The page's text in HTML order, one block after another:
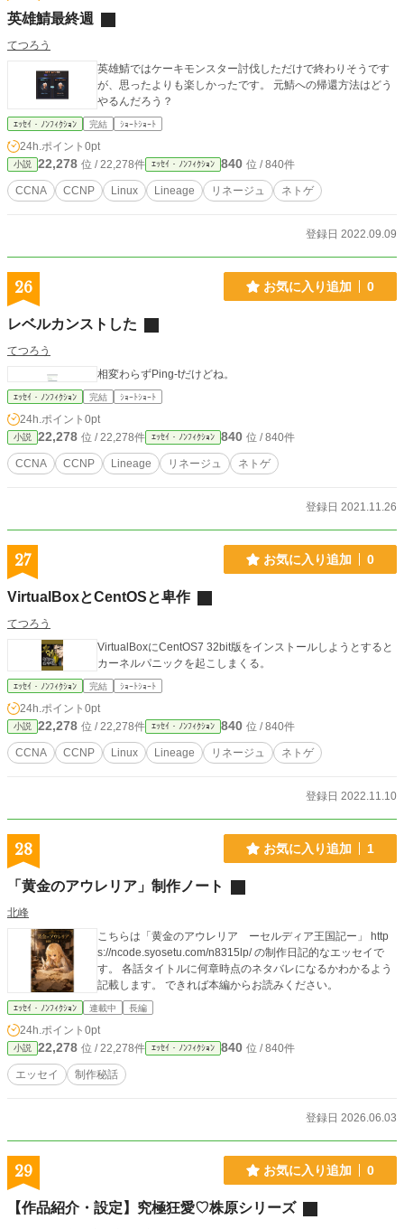
英雄鯖最終週
てつろう
英雄鯖ではケーキモンスター討伐しただけで終わりそうです
が、思ったよりも楽しかったです。 元鯖への帰還方法はどう
やるんだろう？
ｴｯｾｲ・ﾉﾝﾌｨｸｼｮﾝ 完結 ｼｮｰﾄｼｮｰﾄ
24h.ポイント 0pt
小説 22,278 位 / 22,278件 ｴｯｾｲ・ﾉﾝﾌｨｸｼｮﾝ 840 位 / 840件
CCNA CCNP Linux Lineage リネージュ ネトゲ
登録日 2022.09.09
26 お気に入り追加 0
レベルカンストした
てつろう
相変わらずPing-tだけどね。
ｴｯｾｲ・ﾉﾝﾌｨｸｼｮﾝ 完結 ｼｮｰﾄｼｮｰﾄ
24h.ポイント 0pt
小説 22,278 位 / 22,278件 ｴｯｾｲ・ﾉﾝﾌｨｸｼｮﾝ 840 位 / 840件
CCNA CCNP Lineage リネージュ ネトゲ
登録日 2021.11.26
27 お気に入り追加 0
VirtualBoxとCentOSと卑作
てつろう
VirtualBoxにCentOS7 32bit版をインストールしようとすると
カーネルパニックを起こしまくる。
ｴｯｾｲ・ﾉﾝﾌｨｸｼｮﾝ 完結 ｼｮｰﾄｼｮｰﾄ
24h.ポイント 0pt
小説 22,278 位 / 22,278件 ｴｯｾｲ・ﾉﾝﾌｨｸｼｮﾝ 840 位 / 840件
CCNA CCNP Linux Lineage リネージュ ネトゲ
登録日 2022.11.10
28 お気に入り追加 1
「黄金のアウレリア」制作ノート
北峰
こちらは「黄金のアウレリア ーセルディア王国記ー」 http
s://ncode.syosetu.com/n8315lp/ の制作日記的なエッセイで
す。 各話タイトルに何章時点のネタバレになるかわかるよう
記載します。 できれば本編からお読みください。
ｴｯｾｲ・ﾉﾝﾌｨｸｼｮﾝ 連載中 長編
24h.ポイント 0pt
小説 22,278 位 / 22,278件 ｴｯｾｲ・ﾉﾝﾌｨｸｼｮﾝ 840 位 / 840件
エッセイ 制作秘話
登録日 2026.06.03
29 お気に入り追加 0
【作品紹介・設定】究極狂愛♡株原シリーズ